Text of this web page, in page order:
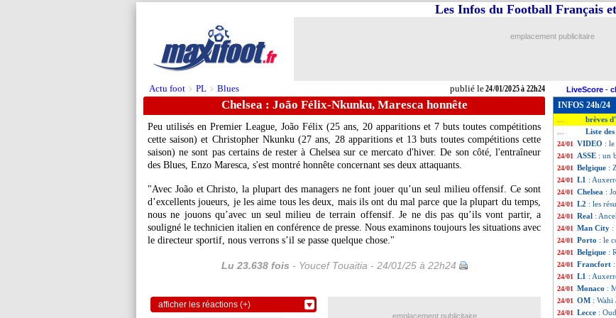
Actu foot > PL > Blues publié le24/01/2025 à 22h24
Les Infos du Football Français
emplacement publicitaire
LiveScore -
Chelsea : João Félix-Nkunku, Maresca honnête
Peu utilisés en Premier League, João Félix (25 ans, 20 apparitions et 7 buts toutes compétitions
cette saison) et Christopher Nkunku(27 ans, 28 apparitions et 13 buts toutes compétitions cette
saison) ne sont pas certains de rester à Chelsea sur ce mercato d'hiver. De son côté, l'entraîneur
des Blues, Enzo Maresca, s'est montré honnête concernant ses deux attaquants.
"Avec João et Christo, la plupart des managers ne font jouer qu’un seul milieu offensif. Ce sont
d’excellents joueurs, je les aime tous les deux, mais ils ont du mal parce que la plupart du temps,
nous ne jouons qu’avec un seul milieu de terrain offensif. Je ne dis pas qu’ils vont partir, a
souligné le technicien italien en conférence de presse. Nous examinons toujours les situations avec
le directeur sportif, nous verrons s’il se passe quelque chose."
Lu 23.638 fois - Youcef Touaitia - 24/01/25 à 22h24
afficher les réactions (+)
INFOS 24h/24
brèves
Liste
24/01 VIDEO :
24/01 ASSE : un
24/01 Belgique :
24/01 L1 :
24/01 Chelsea :
24/01 L2 : les
24/01 Real :
24/01 Man City :
24/01 Porto : le
24/01 Belgique :
24/01 Francfort
24/01 L1 :
24/01 Monaco :
24/01 OM :
24/01 Lecce :
emplacement publicitaire